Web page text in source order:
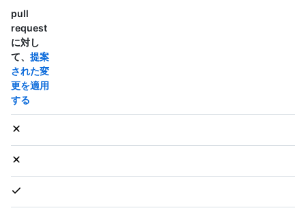
pull
request
に対し
て、 提案
された変
更を適用
する